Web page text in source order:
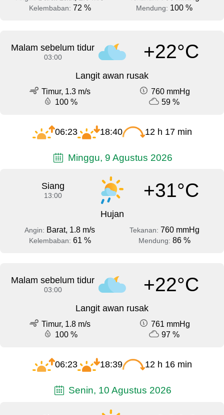
Kelembaban: 72 % Mendung: 100 %
Malam sebelum tidur
03:00 +22°C
Langit awan rusak
Timur, 1.3 m/s
760 mmHg
100 %
59 %
06:23 18:40 12 h 17 min
Minggu, 9 Agustus 2026
Siang
13:00 +31°C
Hujan
Angin: Barat, 1.8 m/s Tekanan: 760 mmHg
Kelembaban: 61 % Mendung: 86 %
Malam sebelum tidur
03:00 +22°C
Langit awan rusak
Timur, 1.8 m/s
761 mmHg
100 %
97 %
06:23 18:39 12 h 16 min
Senin, 10 Agustus 2026